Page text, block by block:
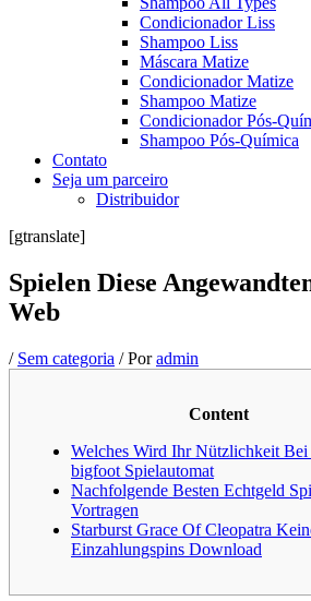
Condicionador Liss
Shampoo Liss
Máscara Matize
Condicionador Matize
Shampoo Matize
Condicionador Pós-
Shampoo Pós-Química
Contato
Seja um parceiro
Distribuidor
[gtranslate]
Spielen Diese
Web
/ Sem categoria / Poradmin
Content
Welches Wird Ihr Nützlichkeit Bei
bigfoot Spielautomat
Nachfolgende Besten Echtgeld
Vortragen
Starburst Grace Of Cleopatra
Einzahlungspins Download